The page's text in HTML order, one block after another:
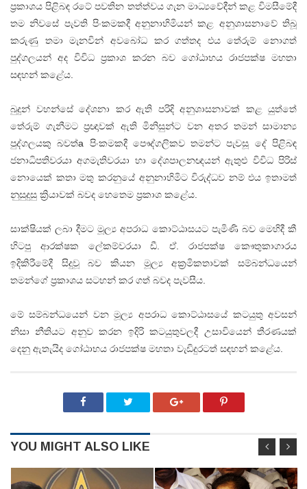
ප්‍රකාශය පිළිබඳ රටේ පවතින තත්ත්වය ගැන මාධ්‍යවේදීන් කළ විමසීමේදී
තම නිවසේ පැවති පිංකමකදී අනුනාහිමියන් කළ අනුශාසනාවේ තිබූ
කරුණු තමා මැනවින් අවබෝධ කර ගත්තද එය තේරුම් නොගත්
පුද්ගලයන් අද විවිධ ප්‍රකාශ කරන බව ගෝඨාභය රාජපක්‌ෂ මහතා
සඳහන් කළේය.
බුදුන් වහන්සේ දේශනා කර ඇති පරිදි අනුශාසනාවක්‌ කළ යුත්තේ
තේරුම් ගැනීමට ප්‍රඥාවක්‌ ඇති මිනිසුන්ට වන අතර තමන් සාමාන්‍ය
පුද්ගලයකු බවත්a පිංකමකදී පෞද්ගලිකව තමන්ට පැවසූ දේ පිළිබඳ
ජනාධිපතිවරයා අගමැතිවරයා හා දේශපාලනඥයන් ඇතුළු විවිධ පිරිස්‌
නොයෙක්‌ කතා මතු කරනුයේ අනුනාහිමිට විරුද්ධව නම් එය ඉතාමත්
නුසුදුසු ක්‍රියාවක්‌ බවද හෙතෙම ප්‍රකාශ කළේය.
සාක්‌ෂියක්‌ ලබා දීමට මූල්‍ය අපරාධ කොට්‌ඨාසයට පැමිණි බව මෙහිදී කී
හිටපු ආරක්‌ෂක ලේකම්වරයා ඩී. ඒ. රාජපක්‌ෂ කෞතුකාගාරය
ඉදිකිරීමේදී සිදුවූ බව කියන මූල්‍ය අක්‍රමිකතාවක්‌ සම්බන්ධයෙන්
තමන්ගේ ප්‍රකාශය සටහන් කර ගත් බවද පැවසීය.
මේ සම්බන්ධයෙන් වන මූල්‍ය අපරාධ කොට්‌ඨාසයේ කටයුතු අවසන්
නිසා නීතියට අනුව කරන ඉදිරි කටයුතුවලදී උසාවියෙන් තීරණයක්‌
දෙනු ඇතැයිද ගෝඨාභය රාජපක්‌ෂ මහතා වැඩිදුරටත් සඳහන් කළේය.
YOU MIGHT ALSO LIKE